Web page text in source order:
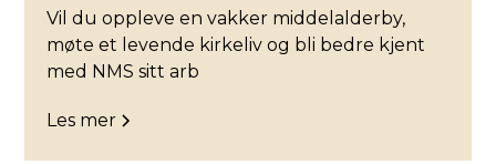
Vil du oppleve en vakker middelalderby,
møte et levende kirkeliv og bli bedre kjent
med NMS sitt arb
Les mer